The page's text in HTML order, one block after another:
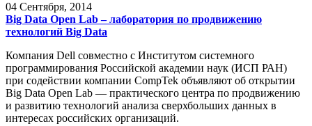
04 Сентября, 2014
Big Data Open Lab – лаборатория по продвижению
технологий Big Data
Компания Dell совместно с Институтом системного
программирования Российской академии наук (ИСП РАН)
при содействии компании CompTek объявляют об открытии
Big Data Open Lab — практического центра по продвижению
и развитию технологий анализа сверхбольших данных в
интересах российских организаций.